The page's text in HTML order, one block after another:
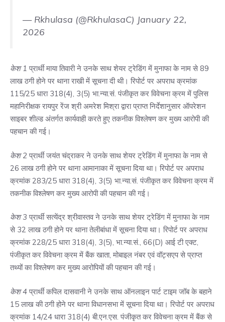
— Rkhulasa (@RkhulasaC) January 22,
2026
केश 1 प्रार्थी माया तिवारी ने उनके साथ शेयर ट्रेडिंग में मुनाफा के नाम से 89
लाख ठगी होने पर थाना राखी में सूचना दी थी। रिपोर्ट पर अपराध क्रमांक
115/25 धारा 318(4), 3(5) भा.न्या.सं. पंजीकृत कर विवेचना क्रम में पुलिस
महानिरीक्षक रायपुर रेंज श्री अमरेश मिश्रा द्वारा प्राप्त निर्देशानुसार ऑपरेशन
साइबर शील्ड अंतर्गत कार्यवाही करते हुए तकनीक विश्लेषण कर मुख्य आरोपी की
पहचान की गई।
केश 2 प्रार्थी जयंत चंद्राकर ने उनके साथ शेयर ट्रेडिंग में मुनाफा के नाम से
26 लाख ठगी होने पर थाना आमानाका में सूचना दिया था। रिपोर्ट पर अपराध
क्रमांक 283/25 धारा 318(4), 3(5) भा.न्या.सं. पंजीकृत कर विवेचना क्रम में
तकनीक विश्लेषण कर मुख्य आरोपी की पहचान की गई।
केश 3 प्रार्थी सत्येंद्र श्रीवास्तव ने उनके साथ शेयर ट्रेडिंग में मुनाफा के नाम
से 32 लाख ठगी होने पर थाना तेलीबांधा में सूचना दिया था। रिपोर्ट पर अपराध
क्रमांक 228/25 धारा 318(4), 3(5), भा.न्या.सं., 66(D) आई टी एक्ट,
पंजीकृत कर विवेचना क्रम में बैंक खाता, मोबाइल नंबर एवं वॉट्सएप से प्राप्त
तथ्यों का विश्लेषण कर मुख्य आरोपियों की पहचान की गई।
केश 4 प्रार्थी कपिल दासवानी ने उनके साथ ऑनलाइन पार्ट टाइम जॉब के बहाने
15 लाख की ठगी होने पर थाना विधानसभा में सूचना दिया था। रिपोर्ट पर अपराध
क्रमांक 14/24 धारा 318(4) बी.एन.एस. पंजीकृत कर विवेचना क्रम में बैंक से